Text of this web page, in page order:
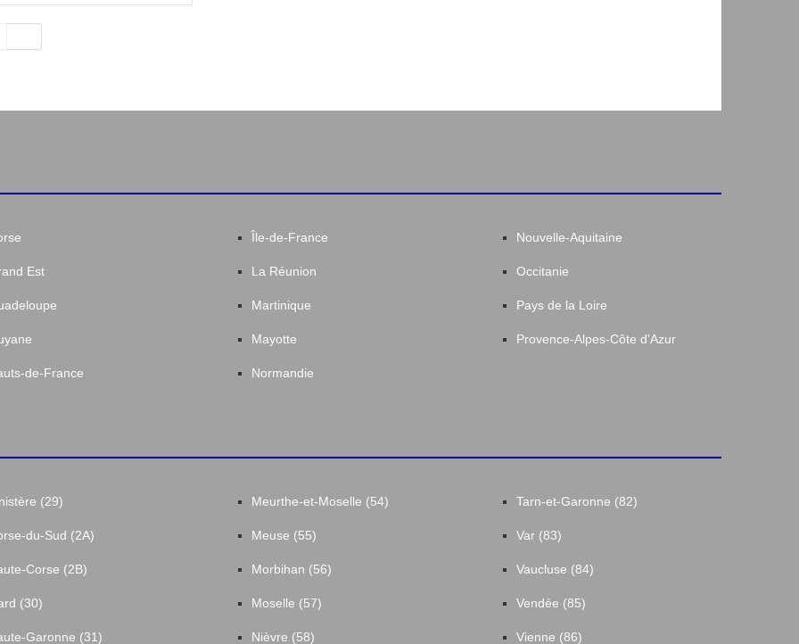
Est
de-France
Île-de-France
La Réunion
Martinique
Mayotte
Normandie
Nouvelle-Aquitaine
Occitanie
Pays de la Loire
Provence-Alpes-Côte d'Azur
(29)
du-Sud (2A)
Corse (2B)
(30)
Garonne (31)
Meurthe-et-Moselle (54)
Meuse (55)
Morbihan (56)
Moselle (57)
Nièvre (58)
Tarn-et-Garonne (82)
Var (83)
Vaucluse (84)
Vendée (85)
Vienne (86)